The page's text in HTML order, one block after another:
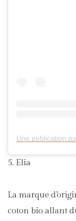
5. Elia
La marque
coton bio allant